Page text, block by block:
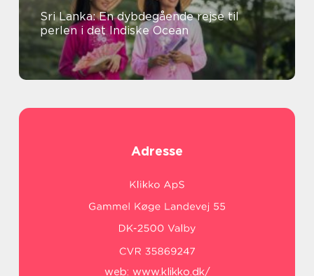
Sri Lanka: En dybdegående rejse til
perlen i det Indiske Ocean
Adresse
web: www.klikko.dk/